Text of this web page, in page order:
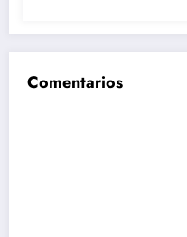
Comentarios